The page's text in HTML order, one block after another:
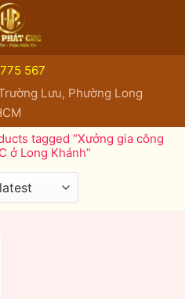
567
Lưu, Phường Long
tagged “Xưởng gia công
ở Long Khánh”